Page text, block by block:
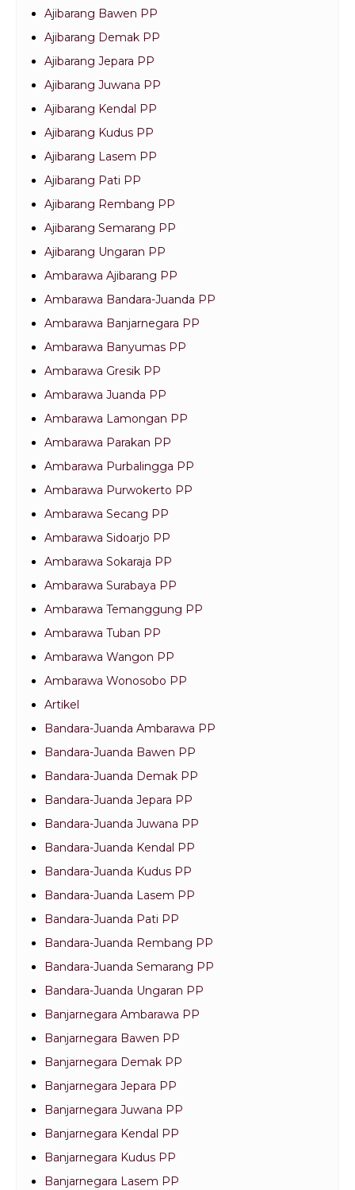
Ajibarang Bawen PP
Ajibarang Demak PP
Ajibarang Jepara PP
Ajibarang Juwana PP
Ajibarang Kendal PP
Ajibarang Kudus PP
Ajibarang Lasem PP
Ajibarang Pati PP
Ajibarang Rembang PP
Ajibarang Semarang PP
Ajibarang Ungaran PP
Ambarawa Ajibarang PP
Ambarawa Bandara-Juanda PP
Ambarawa Banjarnegara PP
Ambarawa Banyumas PP
Ambarawa Gresik PP
Ambarawa Juanda PP
Ambarawa Lamongan PP
Ambarawa Parakan PP
Ambarawa Purbalingga PP
Ambarawa Purwokerto PP
Ambarawa Secang PP
Ambarawa Sidoarjo PP
Ambarawa Sokaraja PP
Ambarawa Surabaya PP
Ambarawa Temanggung PP
Ambarawa Tuban PP
Ambarawa Wangon PP
Ambarawa Wonosobo PP
Artikel
Bandara-Juanda Ambarawa PP
Bandara-Juanda Bawen PP
Bandara-Juanda Demak PP
Bandara-Juanda Jepara PP
Bandara-Juanda Juwana PP
Bandara-Juanda Kendal PP
Bandara-Juanda Kudus PP
Bandara-Juanda Lasem PP
Bandara-Juanda Pati PP
Bandara-Juanda Rembang PP
Bandara-Juanda Semarang PP
Bandara-Juanda Ungaran PP
Banjarnegara Ambarawa PP
Banjarnegara Bawen PP
Banjarnegara Demak PP
Banjarnegara Jepara PP
Banjarnegara Juwana PP
Banjarnegara Kendal PP
Banjarnegara Kudus PP
Banjarnegara Lasem PP